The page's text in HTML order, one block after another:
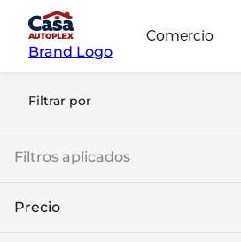
Brand Logo
Comercio
Filtrar por
Filtros aplicados
Precio